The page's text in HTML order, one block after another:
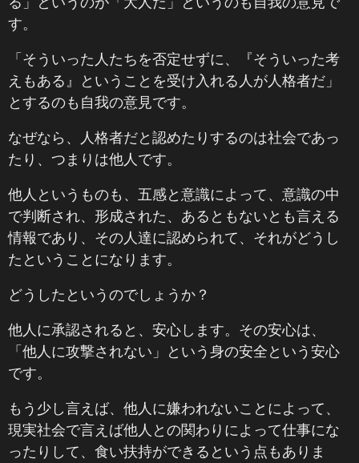
す。
「そういった人たちを否定せずに、『そういった考
えもある』ということを受け入れる人が人格者だ」
とするのも自我の意見です。
なぜなら、人格者だと認めたりするのは社会であっ
たり、つまりは他人です。
他人というものも、五感と意識によって、意識の中
で判断され、形成された、あるともないとも言える
情報であり、その人達に認められて、それがどうし
たということになります。
どうしたというのでしょうか？
他人に承認されると、安心します。その安心は、
「他人に攻撃されない」という身の安全という安心
です。
もう少し言えば、他人に嫌われないことによって、
現実社会で言えば他人との関わりによって仕事にな
ったりして、食い扶持ができるという点もありま